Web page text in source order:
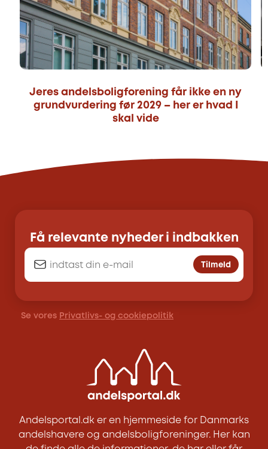
Jeres andelsboligforening får ikke en ny
grundvurdering før 2029 – her er hvad I
skal vide
Få relevante nyheder i indbakken
Tilmeld
Se vores Privatlivs- og cookiepolitik
Andelsportal.dk er en hjemmeside for Danmarks
andelshavere og andelsboligforeninger. Her kan